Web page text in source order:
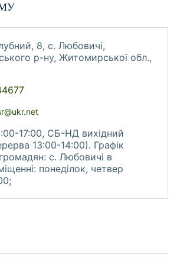
8, с. Любовичі,
р-ну, Житомирської обл.,
17:00, СБ-НД вихідний
13:00-14:00). Графік
с. Любовичі в
понеділок, четвер